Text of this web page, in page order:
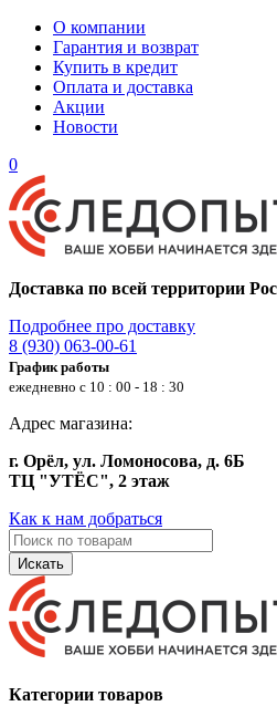
О компании
Гарантия и возврат
Купить в кредит
Оплата и доставка
Акции
Новости
0
Доставка по всей территории
Подробнее про доставку
8 (930) 063-00-61
График работы
ежедневно с 10 : 00 - 18 : 30
Адрес магазина:
г. Орёл, ул. Ломоносова, д. 6Б
ТЦ "УТЁС", 2 этаж
Как к нам добраться
Искать
Категории товаров